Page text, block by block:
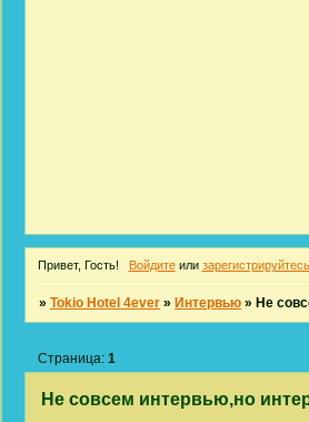
Привет, Гость! Войдитеили зарегистрируйтесь
»Tokio Hotel 4ever »Интервью »Не
Не совсем интервью,но
Страница:1